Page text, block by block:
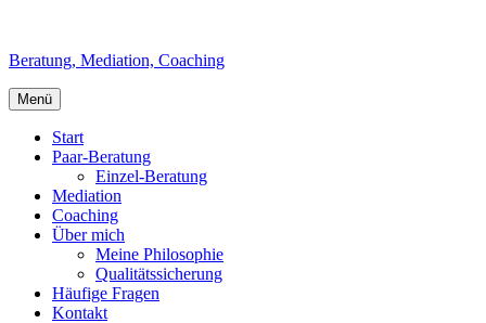
Beratung, Mediation, Coaching
Menü
Start
Paar-Beratung
Einzel-Beratung
Mediation
Coaching
Über mich
Meine Philosophie
Qualitätssicherung
Häufige Fragen
Kontakt